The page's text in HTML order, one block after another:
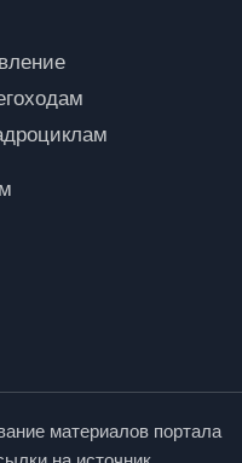
материалов портала